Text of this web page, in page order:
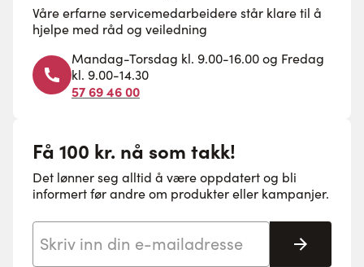
Våre erfarne servicemedarbeidere står klare til å
hjelpe med råd og veiledning
Mandag-Torsdag kl. 9.00-16.00 og Fredag
kl. 9.00-14.30
57 69 46 00
Få 100 kr. nå som takk!
Det lønner seg alltid å være oppdatert og bli
informert før andre om produkter eller kampanjer.